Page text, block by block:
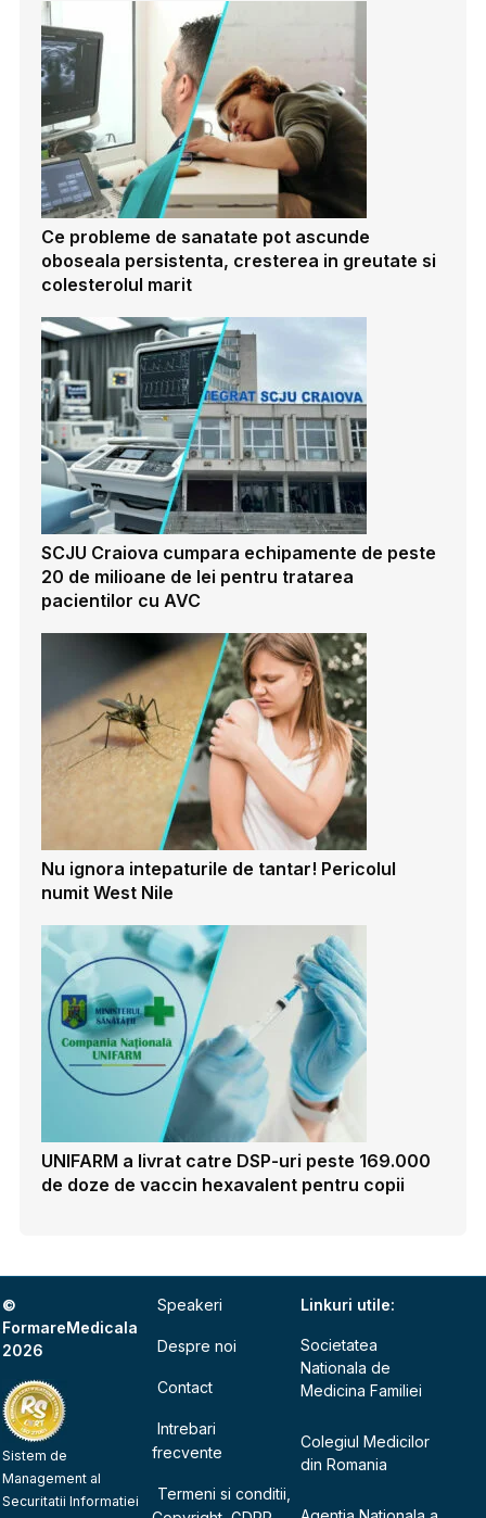
Ce probleme de sanatate pot ascunde
oboseala persistenta, cresterea in greutate si
colesterolul marit
SCJU Craiova cumpara echipamente de peste
20 de milioane de lei pentru tratarea
pacientilor cu AVC
Nu ignora intepaturile de tantar! Pericolul
numit West Nile
UNIFARM a livrat catre DSP-uri peste 169.000
de doze de vaccin hexavalent pentru copii
©
FormareMedicala
2026
Sistem de
Management al
Securitatii Informatiei
Speakeri
Despre noi
Contact
Intrebari
frecvente
Termeni si conditii,
Linkuri utile:
Societatea
Nationala de
Medicina Familiei
Colegiul Medicilor
din Romania